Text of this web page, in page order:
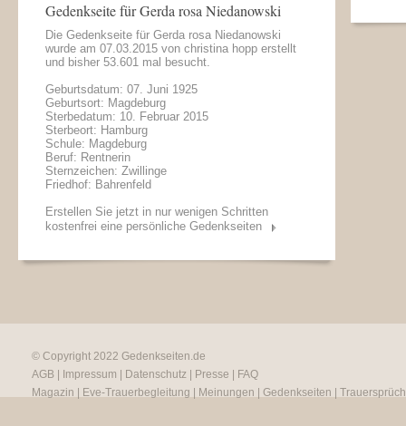
Gedenkseite für Gerda rosa Niedanowski
Die Gedenkseite für Gerda rosa Niedanowski
wurde am 07.03.2015 von christina hopp erstellt
und bisher 53.601 mal besucht.
Geburtsdatum: 07. Juni 1925
Geburtsort: Magdeburg
Sterbedatum: 10. Februar 2015
Sterbeort: Hamburg
Schule: Magdeburg
Beruf: Rentnerin
Sternzeichen: Zwillinge
Friedhof: Bahrenfeld
Erstellen Sie jetzt in nur wenigen Schritten
kostenfrei eine persönliche Gedenkseiten
© Copyright 2022 Gedenkseiten.de
AGB
Impressum Datenschutz Presse
FAQ
Magazin
Eve-Trauerbegleitung Meinungen Gedenkseiten